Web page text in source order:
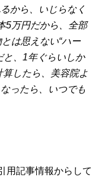
から、いじらなく
5万円だから、全部
は思えない“ハー
と、1年ぐらいしか
したら、美容院よ
ったら、いつでも
用記事情報からして